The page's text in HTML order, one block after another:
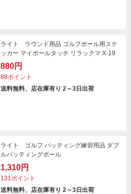
ライト ラウンド用品 ゴルフボール用ステ
ッカー マイボールタッチ リラックマ X-19
880円
88ポイント
送料無料、店在庫有り 2～3日出荷
ライト ゴルフ パッティング練習用品 ダブ
ルパッティングボール
1,310円
131ポイント
送料無料、店在庫有り 2～3日出荷